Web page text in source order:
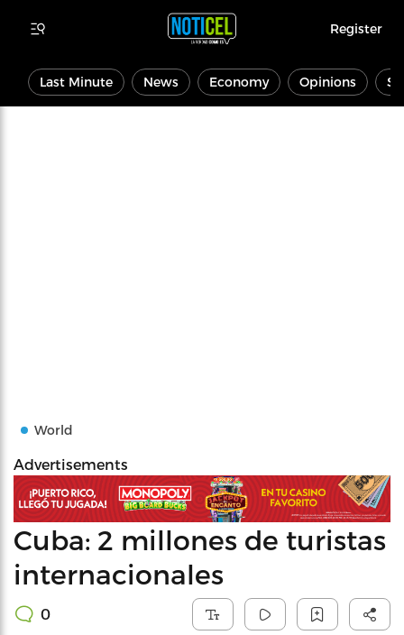
Register
Last Minute News Economy Opinions
World
Advertisements
Cuba: 2 millones de turistas
internacionales
0